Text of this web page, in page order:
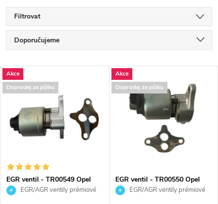
Filtrovat
Ř
a
z
e
n
í
p
Doporučujeme
Nejdražší
Nejprodávanější
Abecedně
V
ý
p
s
p
Akce
Doprodej za půlku
EGR ventil - TR00549 Opel
Astra Vectra
EGR/AGR ventily prémiové
Akce
Doprodej za půlku
EGR ventil - TR00550 Opel
Omega Vectra 2.6
EGR/AGR ventily prémiové